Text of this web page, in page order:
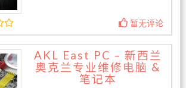
暂无评论
AKL East PC – 新西兰
奥克兰专业维修电脑 &
笔记本